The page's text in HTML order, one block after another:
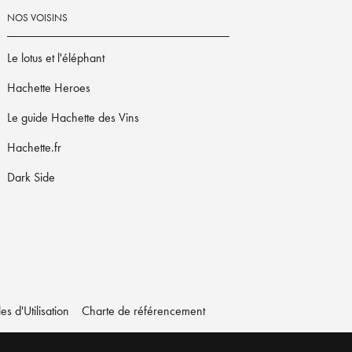
NOS VOISINS
Le lotus et l'éléphant
Hachette Heroes
Le guide Hachette des Vins
Hachette.fr
Dark Side
d'Utilisation Charte de référencement